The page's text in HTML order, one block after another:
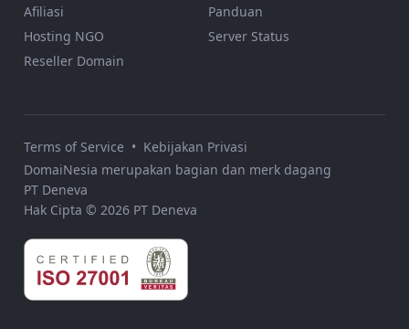
Afiliasi
Hosting NGO
Reseller Domain
Panduan
Server Status
Terms of Service • Kebijakan Privasi
DomaiNesia merupakan bagian dan merk dagang
PT Deneva
Hak Cipta © 2026 PT Deneva